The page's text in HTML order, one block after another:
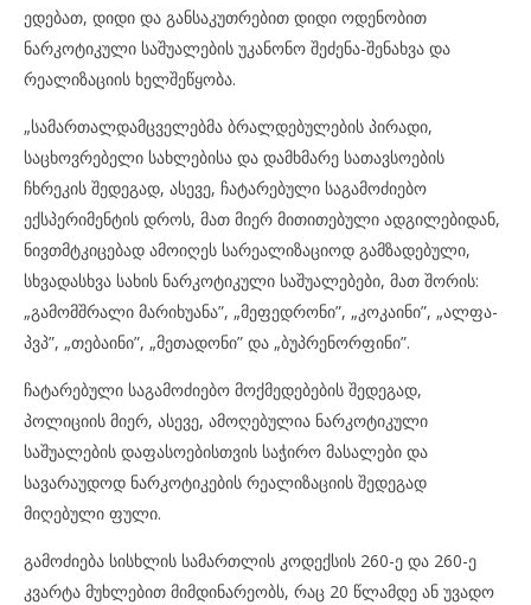
ედებათ, დიდი და განსაკუთრებით დიდი ოდენობით
ნარკოტიკული საშუალების უკანონო შეძენა-შენახვა და
რეალიზაციის ხელშეწყობა.
„სამართალდამცველებმა ბრალდებულების პირადი,
საცხოვრებელი სახლებისა და დამხმარე სათავსოების
ჩხრეკის შედეგად, ასევე, ჩატარებული საგამოძიებო
ექსპერიმენტის დროს, მათ მიერ მითითებული ადგილებიდან,
ნივთმტკიცებად ამოიღეს სარეალიზაციოდ გამზადებული,
სხვადასხვა სახის ნარკოტიკული საშუალებები, მათ შორის:
„გამომშრალი მარიხუანა”, „მეფედრონი”, „კოკაინი”, „ალფა-
პვპ”, „თებაინი”, „მეთადონი” და „ბუპრენორფინი”.
ჩატარებული საგამოძიებო მოქმედებების შედეგად,
პოლიციის მიერ, ასევე, ამოღებულია ნარკოტიკული
საშუალების დაფასოებისთვის საჭირო მასალები და
სავარაუდოდ ნარკოტიკების რეალიზაციის შედეგად
მიღებული ფული.
გამოძიება სისხლის სამართლის კოდექსის 260-ე და 260-ე
კვარტა მუხლებით მიმდინარეობს, რაც 20 წლამდე ან უვადო